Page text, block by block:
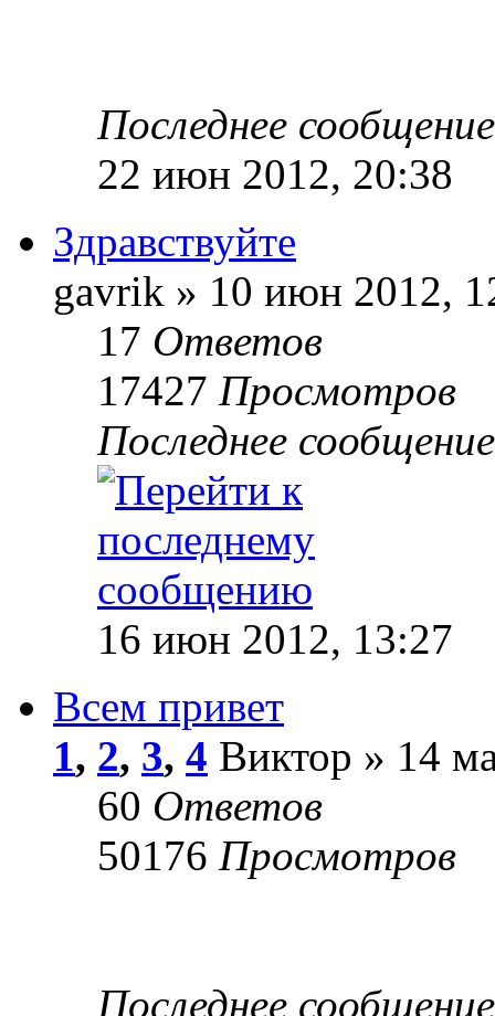
Последнее
22 июн 2012, 20:38
Здравствуйте
gavrik » 10 июн 2012,
17 Ответов
17427 Просмотров
Последнее
16 июн 2012, 13:27
Всем привет
1, 2, 3, 4 Виктор » 14
60 Ответов
50176 Просмотров
Последнее